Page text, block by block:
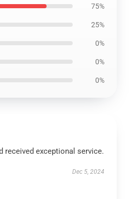
75%
25%
0%
0%
0%
received exceptional service.
Dec 5, 2024